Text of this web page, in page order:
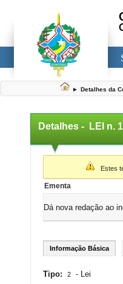
► Detalhes da
Detalhes - LEI n.
▼
Estes
Ementa
Dá nova redação ao
Informação Básica
Tipo: 2 - Lei